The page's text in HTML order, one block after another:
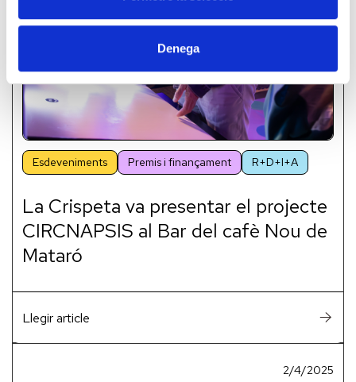
Denega
Esdeveniments Premis i finançament R+D+I+A
La Crispeta va presentar el projecte
CIRCNAPSIS al Bar del cafè Nou de
Mataró
Llegir article
2/4/2025